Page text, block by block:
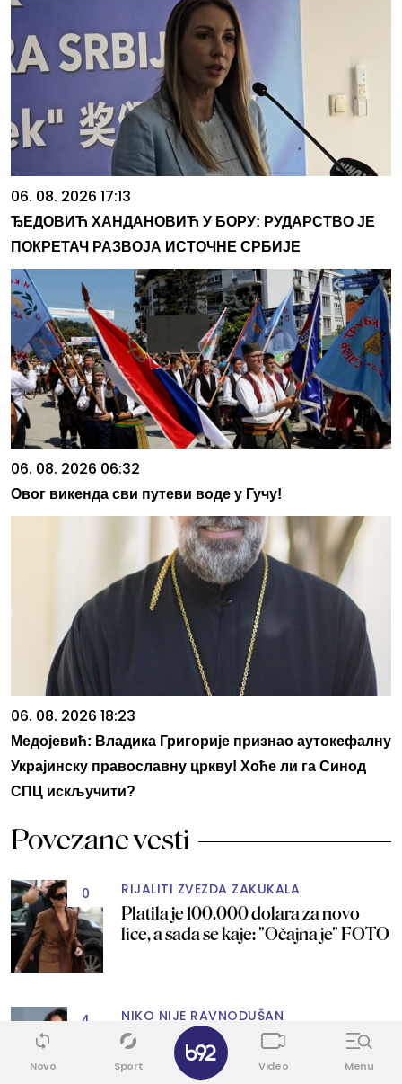
06. 08. 2026 17:13
ЂЕДОВИЋ ХАНДАНОВИЋ У БОРУ: РУДАРСТВО ЈЕ
ПОКРЕТАЧ РАЗВОЈА ИСТОЧНЕ СРБИЈЕ
06. 08. 2026 06:32
Овог викенда сви путеви воде у Гучу!
06. 08. 2026 18:23
Медојевић: Владика Григорије признао аутокефалну
Украјинску православну цркву! Хоће ли га Синод
СПЦ искључити?
Povezane vesti
0 RIJALITI ZVEZDA ZAKUKALA
Platila je 100.000 dolara za novo
lice, a sada se kaje: "Očajna je" FOTO
4 NIKO NIJE RAVNODUŠAN
Jedni kažu da je boginja seksepila, a
drugi da izgleda užasno: Šta je
Novo Sport Video Menu
✕